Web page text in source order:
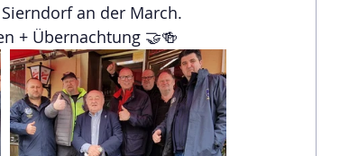
an der March.
+ Übernachtung 🤝🍻